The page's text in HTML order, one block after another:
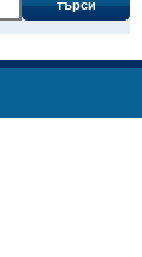
търси